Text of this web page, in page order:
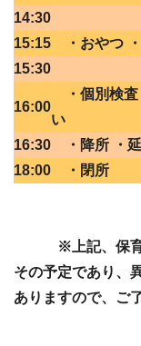
14:30
15:15 ・おやつ
15:30
16:00
・個別検査
い
16:30 ・降所 ・
18:00 ・閉所
※上記、保育所
その予定であり、
ありますので、ご